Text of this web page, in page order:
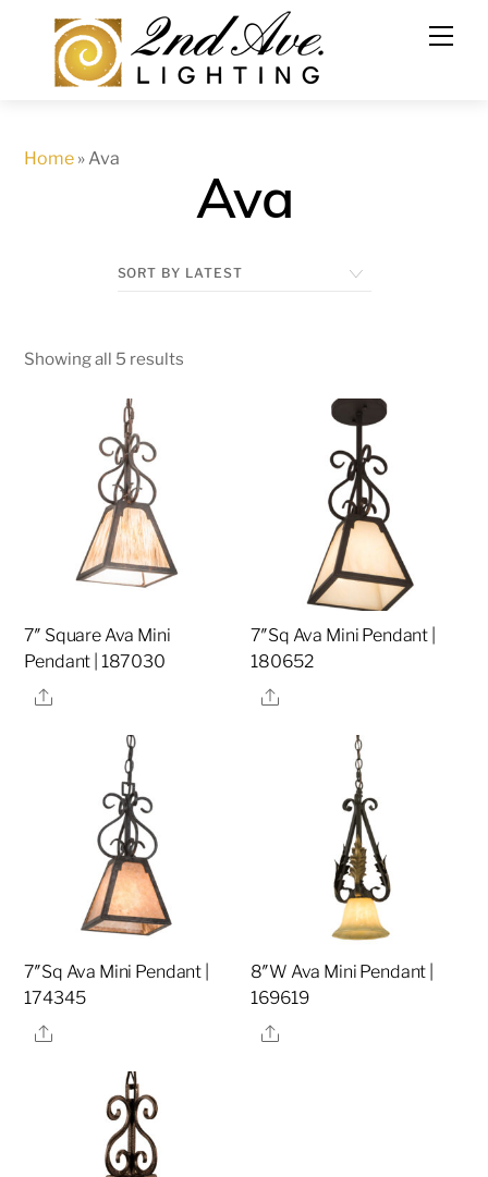
content
Home »Ava
Ava
Showing all 5 results
7″ Square Ava Mini
Pendant | 187030
Share
7″Sq Ava Mini Pendant |
180652
Share
7″Sq Ava Mini Pendant |
174345
Share
8″W Ava Mini Pendant |
169619
Share